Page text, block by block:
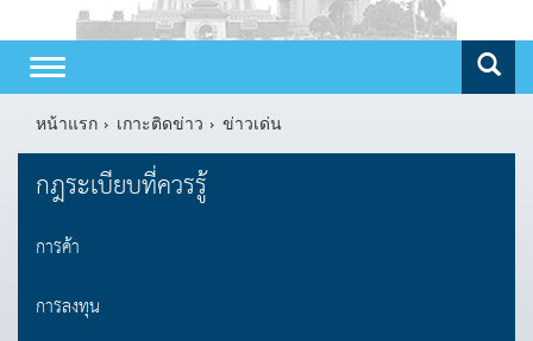
Toggle
navigation
หน้าแรก
เกาะติดข่าว ข่าวเด่น
กฎระเบียบที่ควรรู้
การค้า
การลงทุน